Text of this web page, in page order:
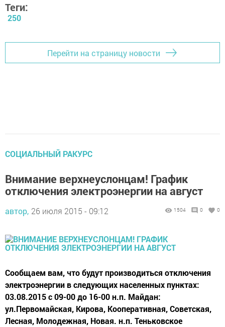
Теги:
250
Перейти на страницу новости
СОЦИАЛЬНЫЙ РАКУРС
Внимание верхнеуслонцам! График
отключения электроэнергии на август
автор, 26 июля 2015 - 09:12 1504 0 0
Сообщаем вам, что будут производиться отключения
электроэнергии в следующих населенных пунктах:
03.08.2015 с 09-00 до 16-00 н.п. Майдан:
ул.Первомайская, Кирова, Кооперативная, Советская,
Лесная, Молодежная, Новая. н.п. Теньковское